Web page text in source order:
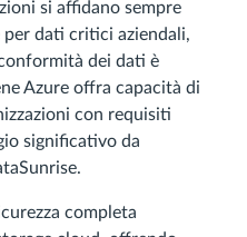
si affidano sempre
per dati critici aziendali,
dei dati è
Azure offra capacità di
con requisiti
significativo da
completa